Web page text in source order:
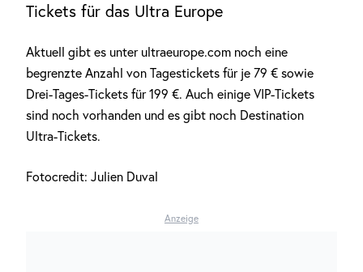
Tickets für das Ultra Europe
Aktuell gibt es unter ultraeurope.com noch eine
begrenzte Anzahl von Tagestickets für je 79 € sowie
Drei-Tages-Tickets für 199 €. Auch einige VIP-Tickets
sind noch vorhanden und es gibt noch Destination
Ultra-Tickets.
Fotocredit: Julien Duval
Anzeige